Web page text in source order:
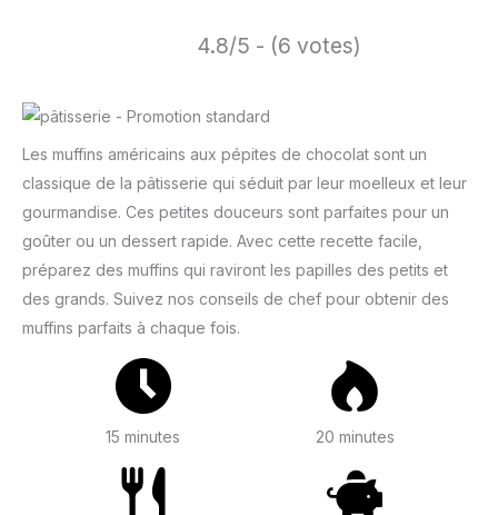
4.8/5 - (6 votes)
Les muffins américains aux pépites de chocolat sont un
classique de la pâtisserie qui séduit par leur moelleux et leur
gourmandise. Ces petites douceurs sont parfaites pour un
goûter ou un dessert rapide. Avec cette recette facile,
préparez des muffins qui raviront les papilles des petits et
des grands. Suivez nos conseils de chef pour obtenir des
muffins parfaits à chaque fois.
15 minutes 20 minutes